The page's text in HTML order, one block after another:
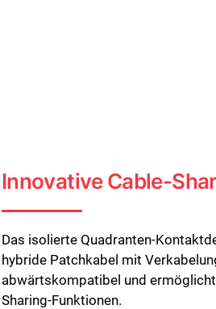
Innovative Cable-
Das isolierte Quadranten-
hybride Patchkabel mit
abwärtskompatibel und
Sharing-Funktionen.